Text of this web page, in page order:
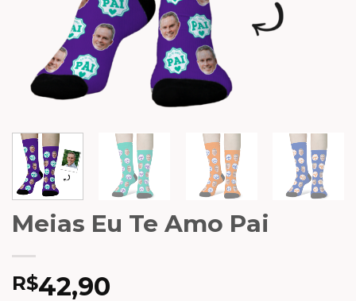
Meias Eu Te Amo Pai
R$42,90